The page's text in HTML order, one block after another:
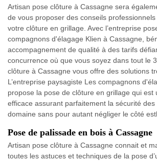
Artisan pose clôture à Cassagne sera
de vous proposer des conseils professionnels
votre clôture en grillage. Avec l’entreprise
compagnons d'élagage Klien à Cassagne,
accompagnement de qualité à des tarifs
concurrence où que vous soyez dans tout le
clôture à Cassagne vous offre des solutions
L’entreprise paysagiste Les compagnons
propose la pose de clôture en grillage qui est
efficace assurant parfaitement la sécurité
domaine sans pour autant négliger le côté
Pose de palissade en bois à Cassagne
Artisan pose clôture à Cassagne connait et
toutes les astuces et techniques de la pose